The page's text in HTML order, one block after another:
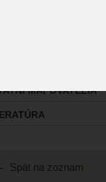
MAPOVATELIA
Spät na zoznam